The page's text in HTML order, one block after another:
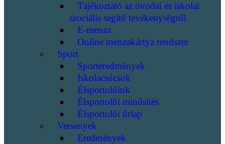
Tájékoztató az óvodai és iskolai
szociális segítő tevékenységről
E-menza
Online menzakártya rendszer
Sport
Sporteredmények
Iskolacsúcsok
Élsportolóink
Élsportolói minősítés
Élsportolói űrlap
Versenyek
Eredmények